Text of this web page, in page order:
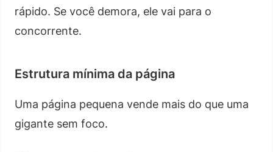
rápido. Se você demora, ele vai para o
concorrente.
Estrutura mínima da página
Uma página pequena vende mais do que uma
gigante sem foco.